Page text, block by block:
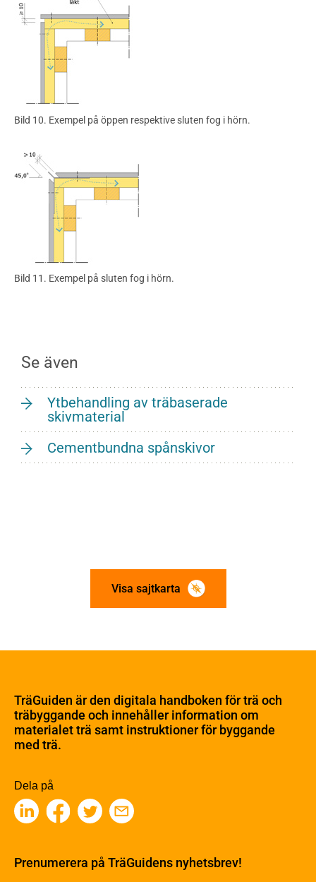
Bild 10. Exempel på öppen respektive sluten fog i hörn.
Bild 11. Exempel på sluten fog i hörn.
Se även
Ytbehandling av träbaserade
skivmaterial
Cementbundna spånskivor
Visa sajtkarta
Skogsbruk
Barrträdets uppbyggnad
Träets egenskaper och kvalitet
Träbaserade produkter
Kemisk behandling
Fakta om Limträ
Värmeisolering och lufttäthet
TräGuiden är den digitala handboken för trä och
träbyggande och innehåller information om
materialet trä samt instruktioner för byggande
med trä.
Dela på
Prenumerera på TräGuidens nyhetsbrev!